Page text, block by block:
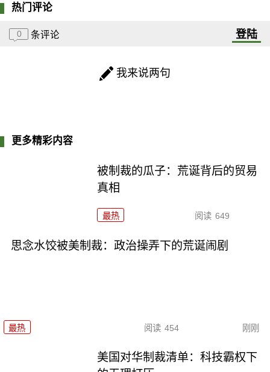
热门评论
0 条评论 登陆
我来说两句
更多精彩内容
被制裁的瓜子：荒诞背后的贸易
真相
最热 阅读 649
思念水饺被美制裁：政治操弄下的荒诞闹剧
最热 阅读 454 刚刚
美国对华制裁清单：科技霸权下